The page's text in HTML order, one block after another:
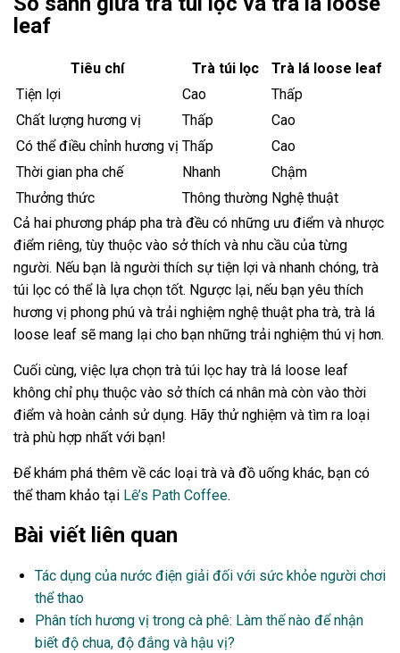
leaf
Tiêu chí Trà túi lọc
Trà lá loose leaf
Tiện lợi
Cao
Thấp
Chất lượng hương vị
Thấp
Cao
Có thể điều chỉnh hương vị Thấp
Cao
Thời gian pha chế
Nhanh
Chậm
Thưởng thức
Thông thường Nghệ thuật
Cả hai phương pháp pha trà đều có những ưu điểm và nhược
điểm riêng, tùy thuộc vào sở thích và nhu cầu của từng
người. Nếu bạn là người thích sự tiện lợi và nhanh chóng, trà
túi lọc có thể là lựa chọn tốt. Ngược lại, nếu bạn yêu thích
hương vị phong phú và trải nghiệm nghệ thuật pha trà, trà lá
loose leaf sẽ mang lại cho bạn những trải nghiệm thú vị hơn.
Cuối cùng, việc lựa chọn trà túi lọc hay trà lá loose leaf
không chỉ phụ thuộc vào sở thích cá nhân mà còn vào thời
điểm và hoàn cảnh sử dụng. Hãy thử nghiệm và tìm ra loại
trà phù hợp nhất với bạn!
Để khám phá thêm về các loại trà và đồ uống khác, bạn có
thể tham khảo tại Lê’s Path Coffee.
Bài viết liên quan
Tác dụng của nước điện giải đối với sức khỏe người chơi
thể thao
Phân tích hương vị trong cà phê: Làm thế nào để nhận
biết độ chua, độ đắng và hậu vị?